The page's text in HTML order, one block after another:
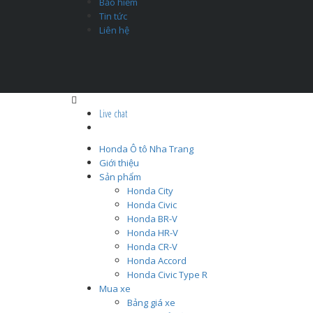
Tin tức
Liên hệ
Live chat
Honda Ô tô Nha Trang
Giới thiệu
Sản phẩm
Honda City
Honda Civic
Honda BR-V
Honda HR-V
Honda CR-V
Honda Accord
Honda Civic Type R
Mua xe
Bảng giá xe